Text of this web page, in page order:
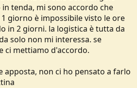
tenda, mi sono accordo che
giorno è impossibile visto le ore
in 2 giorni. la logistica è tutta da
solo non mi interessa. se
ci mettiamo d'accordo.
apposta, non ci ho pensato a farlo